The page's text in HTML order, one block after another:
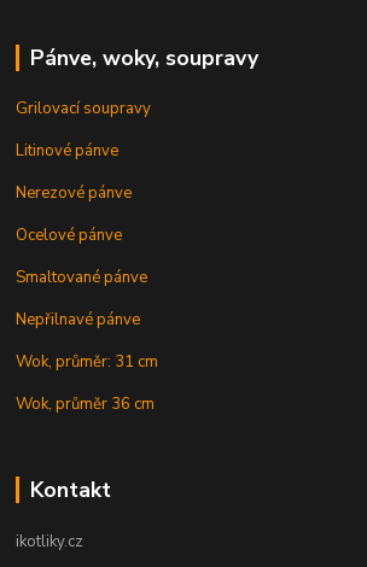
Pánve, woky, soupravy
Grilovací soupravy
Litinové pánve
Nerezové pánve
Ocelové pánve
Smaltované pánve
Nepřilnavé pánve
Wok, průměr: 31 cm
Wok, průměr 36 cm
Kontakt
ikotliky.cz